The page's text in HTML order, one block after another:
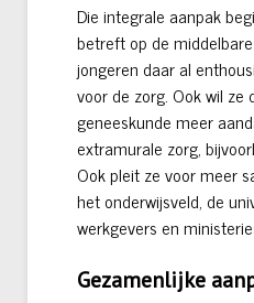
Die integrale aanpak
betreft op de
jongeren daar al
voor de zorg. Ook wil ze
geneeskunde meer
extramurale zorg,
Ook pleit ze voor meer
het onderwijsveld, de
werkgevers en
Gezamenlijke